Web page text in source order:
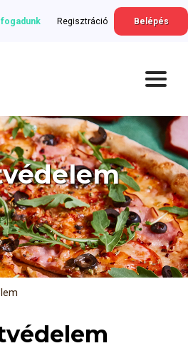
Regisztráció Belépés